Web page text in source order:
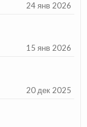
24 янв 2026
15 янв 2026
20 дек 2025